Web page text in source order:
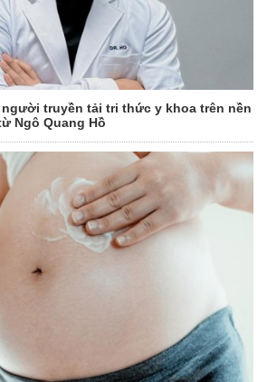
truyền tải tri thức y khoa trên nền
Ngô Quang Hồ